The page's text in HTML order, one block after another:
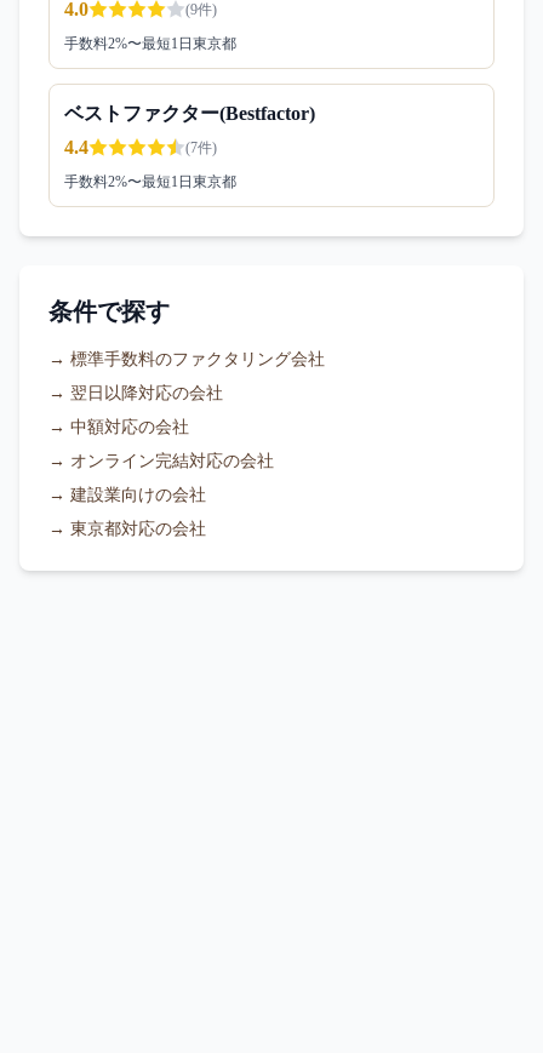
4.0
(9件)
手数料2%〜最短1日 東京都
ベストファクター(Bestfactor)
4.4
(7件)
手数料2%〜最短1日 東京都
条件で探す
→ 標準手数料のファクタリング会社
→ 翌日以降対応の会社
→ 中額対応の会社
→ オンライン完結対応の会社
→ 建設業向けの会社
→ 東京都対応の会社